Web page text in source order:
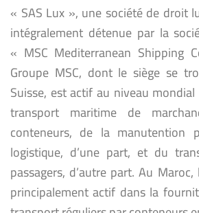
« SAS Lux », une société de droit
intégralement détenue par la
« MSC Mediterranean Shipping
Groupe MSC, dont le siège se
Suisse, est actif au niveau
transport maritime de
conteneurs, de la manutention
logistique, d’une part, et du
passagers, d’autre part. Au
principalement actif dans la